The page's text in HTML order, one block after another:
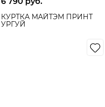
КУРТКА МАЙТЭМ ПРИНТ
УРГУЙ